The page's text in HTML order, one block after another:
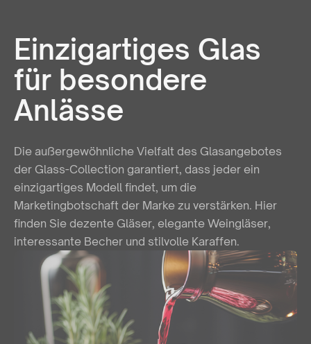
Einzigartiges Glas
für besondere
Anlässe
Die außergewöhnliche Vielfalt des Glasangebotes
der Glass-Collection garantiert, dass jeder ein
einzigartiges Modell findet, um die
Marketingbotschaft der Marke zu verstärken. Hier
finden Sie dezente Gläser, elegante Weingläser,
interessante Becher und stilvolle Karaffen.